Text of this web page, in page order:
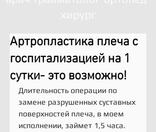
Артропластика плеча с
госпитализацией на 1
сутки- это возможно!
Длительность операции по
замене разрушенных суставных
поверхностей плеча, в моем
исполнении, займет 1,5 часа.